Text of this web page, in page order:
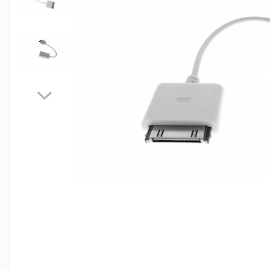
Jocuri de masa
Seturi si jocuri creative
Articole pentru creatori de
Munca mobila